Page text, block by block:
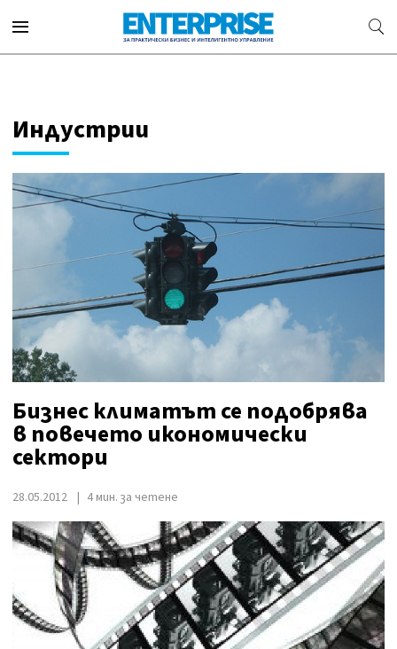
Индустрии
Бизнес климатът се подобрява
в повечето икономически
сектори
28.05.2012 4 мин. за четене